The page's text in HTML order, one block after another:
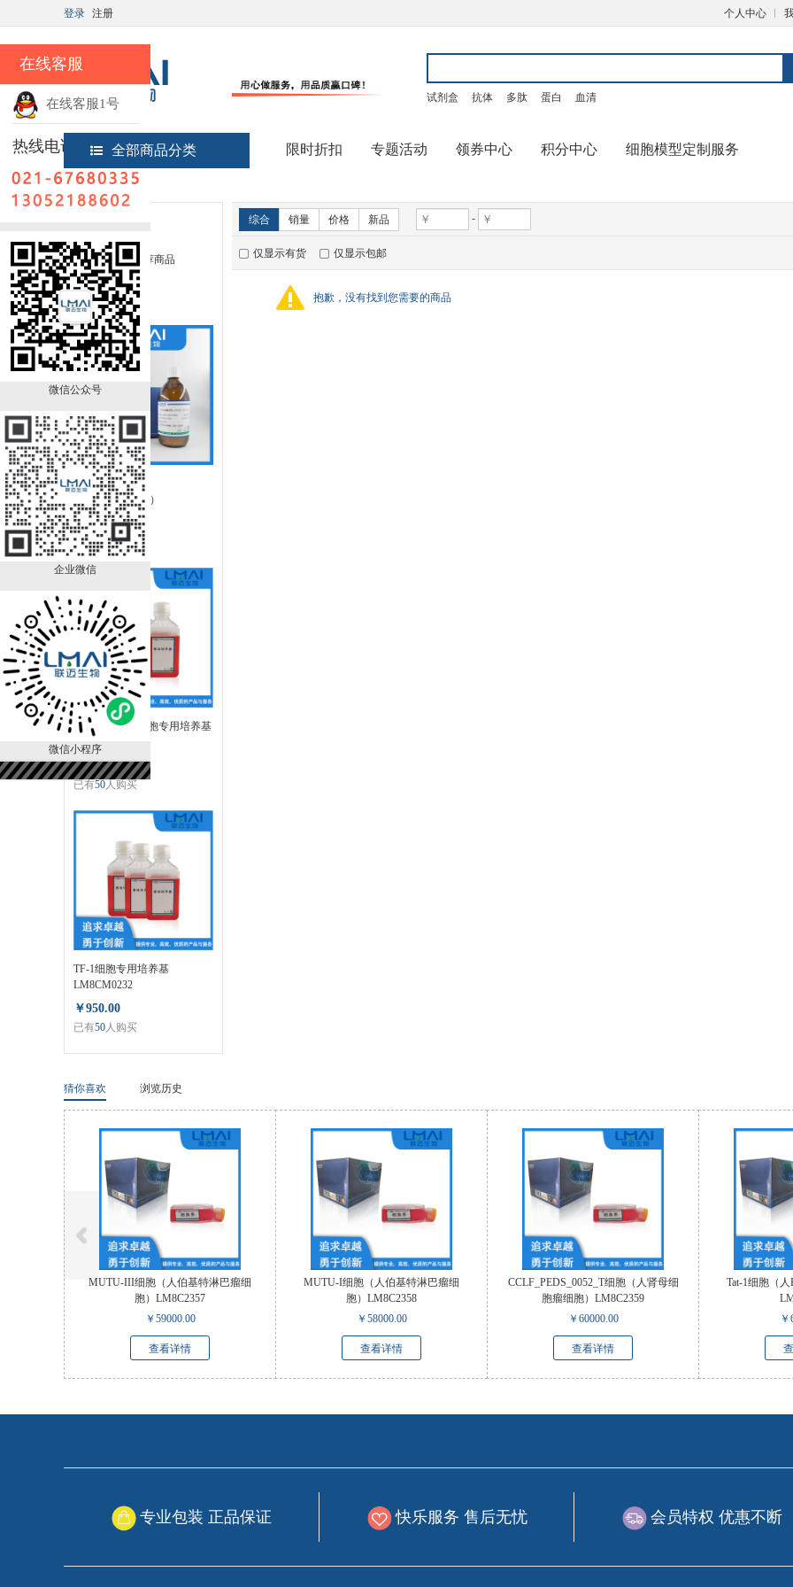
在线客服
在线客服1号
热线电话
微信公众号
企业微信
微信小程序
登录 注册 个人中心
试剂盒 抗体 多肽 蛋白 血清
全部商品分类 限时折扣 专题活动 领券中心 积分中心 细胞模型定制服务
首页 实验试剂
暂无推荐商品
销量排行
DNA抽提试剂＝
25:24:1（PH>7.8）
LM80124ER
￥690.00
已有90 人购买
Hep-G2/2.2.15细胞专用培养基
LM8CM0594
￥650.00
已有50人购买
TF-1细胞专用培养基
LM8CM0232
￥950.00
已有50人购买
综合 销量 价格 新品 -
仅显示有货 仅显示包邮
抱歉，没有找到您需要的商品
猜你喜欢 浏览历史
MUTU-III细胞（人伯基特淋巴瘤细
胞）LM8C2357
￥ 59000.00
查看详情
MUTU-I细胞（人伯基特淋巴瘤细
胞）LM8C2358
￥ 58000.00
查看详情
CCLF_PEDS_0052_T细胞（人肾母细
胞瘤细胞）LM8C2359
￥ 60000.00
查看详情
Tat-1细胞（
￥
专业包装 正品保证 快乐服务 售后无忧 会员特权 优惠不断